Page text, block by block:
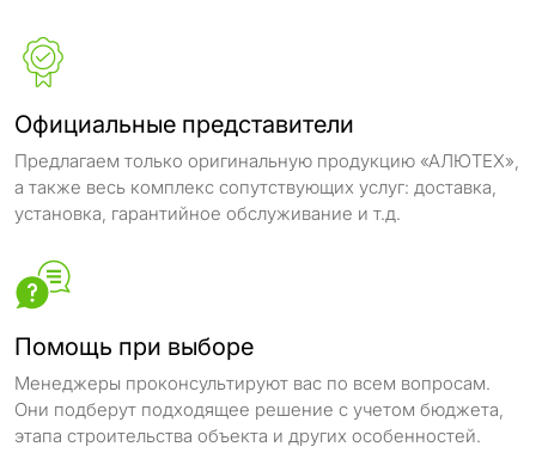
Официальные представители
Предлагаем только оригинальную продукцию «АЛЮТЕХ»,
а также весь комплекс сопутствующих услуг: доставка,
установка, гарантийное обслуживание и т.д.
Помощь при выборе
Менеджеры проконсультируют вас по всем вопросам.
Они подберут подходящее решение с учетом бюджета,
этапа строительства объекта и других особенностей.